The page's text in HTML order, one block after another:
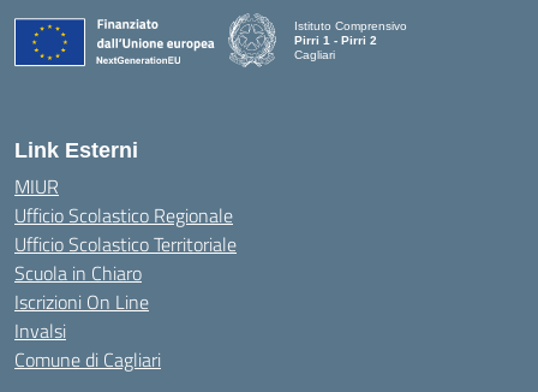
Istituto Comprensivo
Pirri 1 - Pirri 2
Cagliari
Link Esterni
MIUR
Ufficio Scolastico Regionale
Ufficio Scolastico Territoriale
Scuola in Chiaro
Iscrizioni On Line
Invalsi
Comune di Cagliari